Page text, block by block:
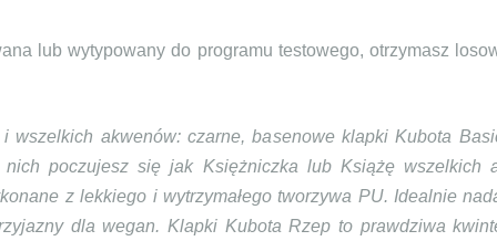
lub wytypowany do programu testowego, otrzymasz
wszelkich akwenów: czarne, basenowe klapki Kubota
poczujesz się jak Księżniczka lub Książę wszelkich
z lekkiego i wytrzymałego tworzywa PU. Idealnie
dla wegan. Klapki Kubota Rzep to prawdziwa